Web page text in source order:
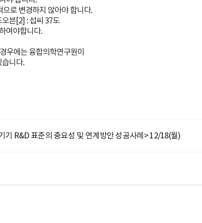
로 변경하지 않아야 합니다.
븐[2] : 섭씨 37도
여야합니다.
우에는 융합의학연구원이
니다.
기 R&D 표준의 중요성 및 연계방안 성공사례> 12/18(월)